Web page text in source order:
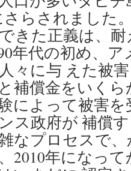
さらされました
きた正義は、
年代の初め、
々に与 えた被
補償金をいく
によって被害
ス政府が 補償
なプロセスで
2010年になっ